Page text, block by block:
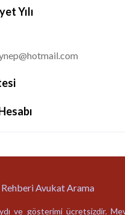
Yılı
ve gösterimi ücretsizdir.